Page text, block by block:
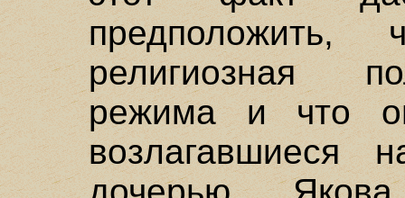
предположить,
религиозная
режима и что
возлагавшиеся